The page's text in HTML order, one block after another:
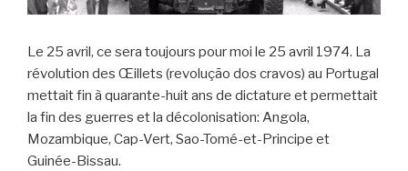
Le 25 avril, ce sera toujours pour moi le 25 avril 1974. La
révolution des Œillets (revolução dos cravos) au Portugal
mettait fin à quarante-huit ans de dictature et permettait
la fin des guerres et la décolonisation: Angola,
Mozambique, Cap-Vert, Sao-Tomé-et-Principe et
Guinée-Bissau.